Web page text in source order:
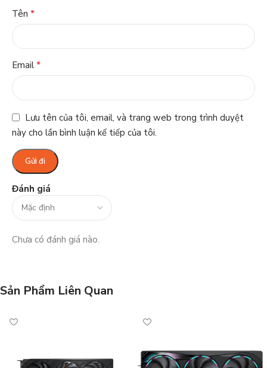
Đánh giá
Chưa có đánh giá nào.
Tên *
Email *
Lưu tên của tôi, email, và trang web trong trình duyệt
này cho lần bình luận kế tiếp của tôi.
Sản Phẩm Liên Quan